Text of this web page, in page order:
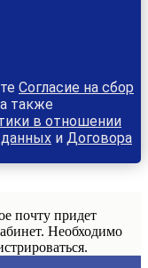
Согласие на сбор
также
в отношении
и Договора
почту придет
Необходимо